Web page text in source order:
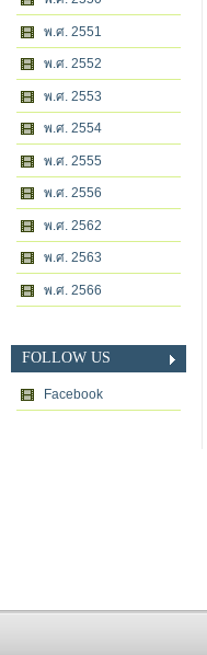
พ.ศ. 2551
พ.ศ. 2552
พ.ศ. 2553
พ.ศ. 2554
พ.ศ. 2555
พ.ศ. 2556
พ.ศ. 2562
พ.ศ. 2563
พ.ศ. 2566
FOLLOW US
Facebook